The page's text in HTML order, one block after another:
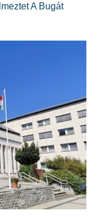
A Bugát